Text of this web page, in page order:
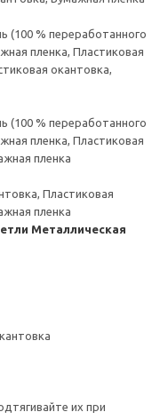
(100 % переработанного
пленка, Пластиковая
окантовка,
(100 % переработанного
пленка, Пластиковая
пленка
Пластиковая
пленка
Металлическая
их при